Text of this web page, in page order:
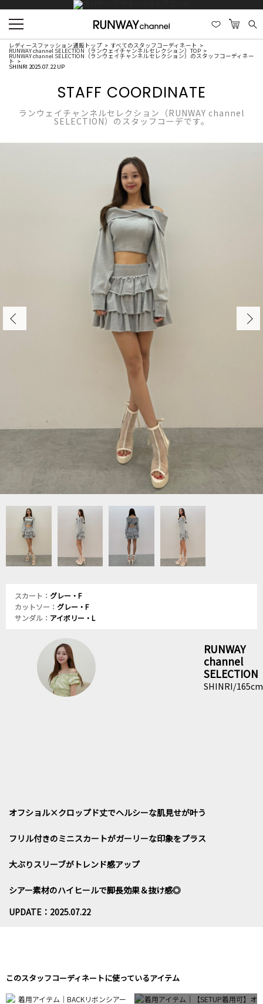
レディースファッション通販トップ すべてのスタッフコーディネート
RUNWAY channel SELECTION（ランウェイチャンネルセレクション）TOP
RUNWAY channel SELECTION（ランウェイチャンネルセレクション）のスタッフコーディネー
ト
SHINRI 2025.07.22 UP
STAFF COORDINATE
ランウェイチャンネルセレクション（RUNWAY channel
SELECTION）のスタッフコーデです。
スカート： グレー・F
カットソー： グレー・F
サンダル： アイボリー・L
RUNWAY
channel
SELECTION
SHINRI/165cm
オフショル×クロップド丈でヘルシーな肌見せが叶う
フリル付きのミニスカートがガーリーな印象をプラス
大ぶりスリーブがトレンド感アップ
シアー素材のハイヒールで脚長効果＆抜け感◎
UPDATE：2025.07.22
このスタッフコーディネートに使っているアイテム